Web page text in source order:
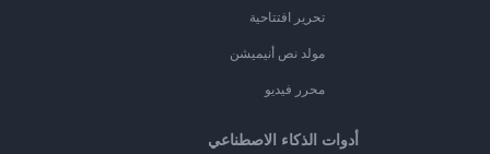
تحرير افتتاحية
مولد نص أنيميشن
محرر فيديو
أدوات الذكاء الاصطناعي